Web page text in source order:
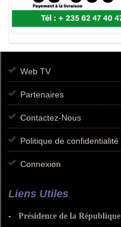
Web TV
Partenaires
Contactez-Nous
Politique de confidentialité
Connexion
Liens Utiles
- Présidence de la République